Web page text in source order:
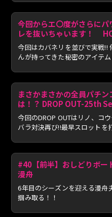
今回からエ〇度がさらに
レを抜いちゃいます！
話 前編
今回はカバネリを並びで実戦!!
んが持ってきた秘密のアイテ
まさかまさかの全員パチ
は！？ DROP OUT-25th
今回のDROP OUTはリノ、コ
バラ対決再び!!最早スロットを
#40【前半】おしどりボ
漫舟
6年目のシーズンを迎える漫舟
掴み取る！！